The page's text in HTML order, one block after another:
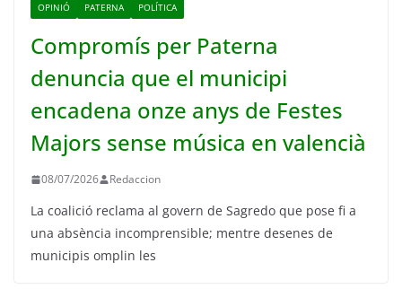
OPINIÓ
PATERNA POLÍTICA
Compromís per Paterna
denuncia que el municipi
encadena onze anys de Festes
Majors sense música en valencià
08/07/2026 Redaccion
La coalició reclama al govern de Sagredo que pose fi a
una absència incomprensible; mentre desenes de
municipis omplin les